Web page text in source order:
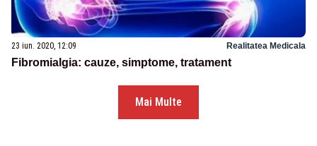
23 iun. 2020, 12:09 Realitatea Medicala
Fibromialgia: cauze, simptome, tratament
Mai Multe